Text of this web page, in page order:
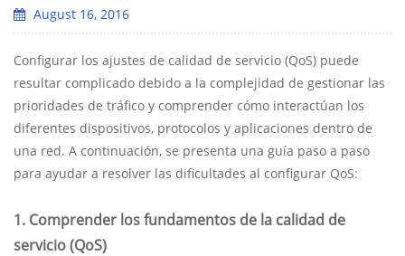
August 16, 2016
Configurar los ajustes de calidad de servicio (QoS) puede
resultar complicado debido a la complejidad de gestionar las
prioridades de tráfico y comprender cómo interactúan los
diferentes dispositivos, protocolos y aplicaciones dentro de
una red. A continuación, se presenta una guía paso a paso
para ayudar a resolver las dificultades al configurar QoS:
1. Comprender los fundamentos de la calidad de
servicio (QoS)